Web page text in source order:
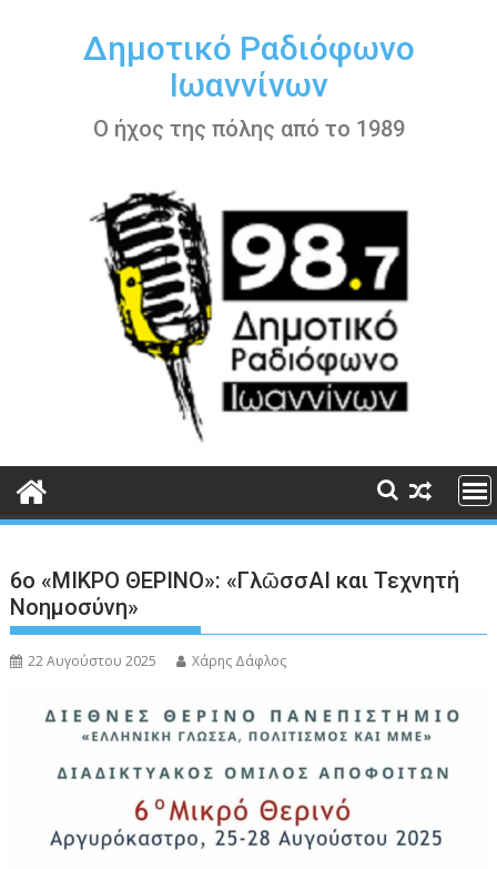
περιεχόμενοΔημοτικό Ραδιόφωνο
Ιωαννίνων
Ο ήχος της πόλης από το 1989
6ο «ΜΙΚΡΟ ΘΕΡΙΝΟ»: «ΓλῶσσΑΙ και Τεχνητή
Νοημοσύνη»
22 Αυγούστου 2025 Χάρης Δάφλος